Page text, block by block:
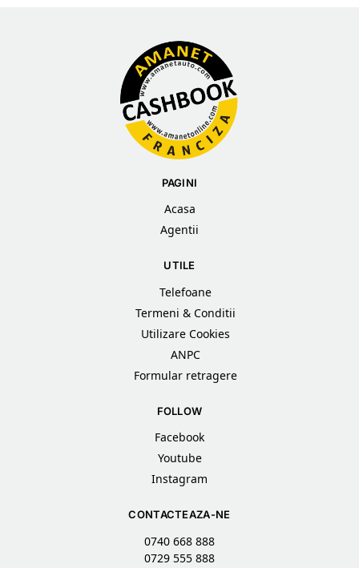
PAGINI
Acasa
Agentii
UTILE
Telefoane
Termeni & Conditii
Utilizare Cookies
ANPC
Formular retragere
FOLLOW
Facebook
Youtube
Instagram
CONTACTEAZA-NE
0740 668 888
0729 555 888